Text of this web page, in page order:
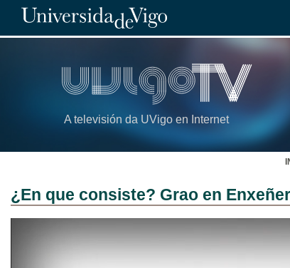
A televisión da UVigo en Internet
¿En que consiste? Grao en